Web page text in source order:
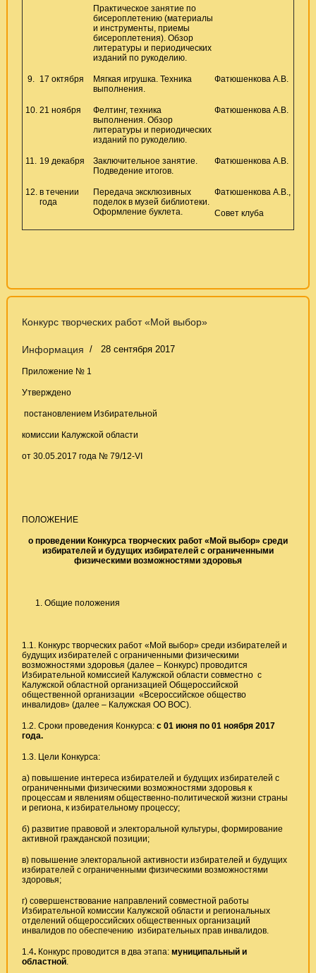
Практическое занятие по
бисероплетению (материалы
и инструменты, приемы
бисероплетения). Обзор
литературы и периодических
изданий по рукоделию.
9. 17 октября
Мягкая игрушка. Техника
выполнения.
Фатюшенкова А.В.
10. 21 ноября
Фелтинг, техника
выполнения. Обзор
литературы и периодических
изданий по рукоделию.
Фатюшенкова А.В.
11. 19 декабря
Заключительное занятие.
Подведение итогов.
Фатюшенкова А.В.
12. в течении
года
Передача эксклюзивных
поделок в музей библиотеки.
Оформление буклета.
Фатюшенкова А.В.,
Совет клуба
Конкурс творческих работ «Мой выбор»
Информация 28 сентября 2017
Приложение № 1
Утверждено
постановлением Избирательной
комиссии Калужской области
от 30.05.2017 года № 79/12-VI
ПОЛОЖЕНИЕ
о проведении Конкурса творческих работ «Мой выбор» среди
избирателей и будущих избирателей с ограниченными
физическими возможностями здоровья
Общие положения
1.1. Конкурс творческих работ «Мой выбор» среди избирателей и
будущих избирателей с ограниченными физическими
возможностями здоровья (далее – Конкурс) проводится
Избирательной комиссией Калужской области совместно с
Калужской областной организацией Общероссийской
общественной организации «Всероссийское общество
инвалидов» (далее – Калужская ОО ВОС).
1.2. Сроки проведения Конкурса: с 01 июня по 01 ноября 2017
года.
1.3. Цели Конкурса:
а) повышение интереса избирателей и будущих избирателей с
ограниченными физическими возможностями здоровья к
процессам и явлениям общественно-политической жизни страны
и региона, к избирательному процессу;
б) развитие правовой и электоральной культуры, формирование
активной гражданской позиции;
в) повышение электоральной активности избирателей и будущих
избирателей с ограниченными физическими возможностями
здоровья;
г) совершенствование направлений совместной работы
Избирательной комиссии Калужской области и региональных
отделений общероссийских общественных организаций
инвалидов по обеспечению избирательных прав инвалидов.
1.4. Конкурс проводится в два этапа: муниципальный и
областной.